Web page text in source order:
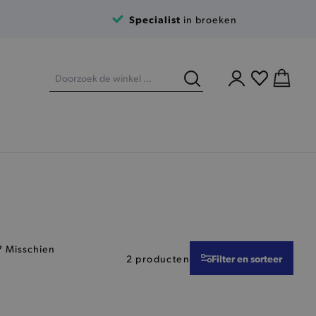
Specialist in broeken
Misschien
2 producten Filter en sorteer